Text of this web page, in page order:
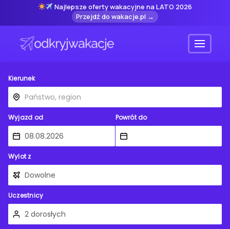
Najlepsze oferty wakacyjne na LATO 2026
Przejdź do wakacje.pl →
Menu
Kierunek
Wyjazd od Powrót do
Wylot z
Uczestnicy